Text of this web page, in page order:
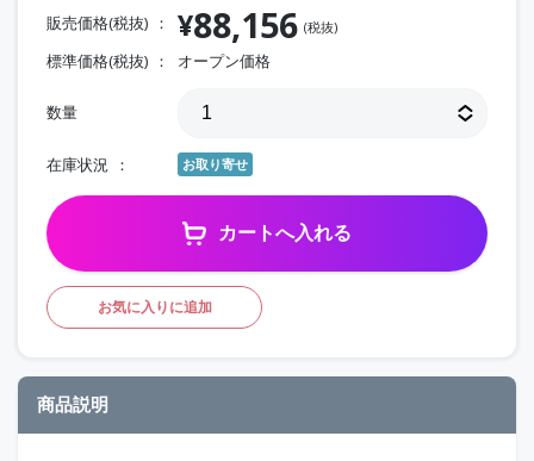
販売価格(税抜) ¥88,156 (税抜)
標準価格(税抜) オープン価格
数量
在庫状況 お取り寄せ
カートへ入れる
お気に入りに追加
商品説明